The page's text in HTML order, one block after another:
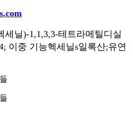
세닐)-1,1,3,3-테트라메틸디실
이중 기능헥세닐s일록산;유연